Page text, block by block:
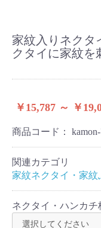
家紋入りネクタ
クタイに家紋を
￥15,787 ～ ￥
商品コード： kamon-
関連カテゴリ
家紋ネクタイ・家紋
ネクタイ・ハンカチ